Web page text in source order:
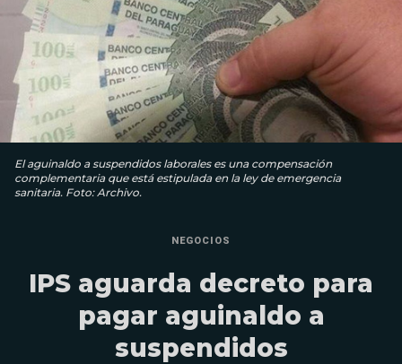
El aguinaldo a suspendidos laborales es una compensación
complementaria que está estipulada en la ley de emergencia
sanitaria. Foto: Archivo.
NEGOCIOS
IPS aguarda decreto para
pagar aguinaldo a
suspendidos